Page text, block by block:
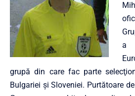
a
grupă din care fac parte
Bulgariei şi Sloveniei. Purtătoare